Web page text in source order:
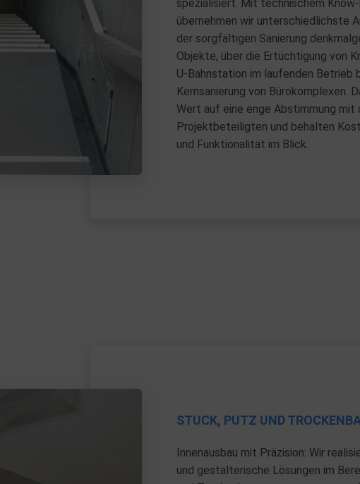
spezialisiert. Mit technischem
übernehmen wir unterschiedlichste
der sorgfältigen Sanierung
Objekte, über die Ertüchtigung von
U-Bahnstation im laufenden Betrieb
Kernsanierung von Bürokomplexen.
Wert auf eine enge Abstimmung mit
Projektbeteiligten und behalten
und Funktionalität im Blick.
STUCK, PUTZ UND
Innenausbau mit Präzision: Wir
und gestalterische Lösungen im